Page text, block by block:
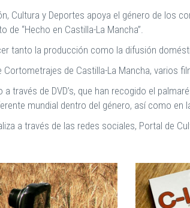
Cultura y Deportes apoya el género de
de “Hecho en Castilla-La Mancha”.
tanto la producción como la difusión
Cortometrajes de Castilla-La Mancha, varios
a través de DVD’s, que han recogido el
mundial dentro del género, así como en
a través de las redes sociales, Portal de